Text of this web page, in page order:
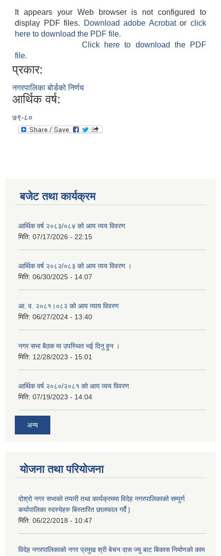
It appears your Web browser is not configured to
display PDF files.
Download adobe Acrobatorclick
here to download the PDF file.
Click here to download the PDF
file.
प्रकार:
नगरपालिका बोर्डको निर्णय
आर्थिक वर्ष:
७९-८०
बजेट तथा कार्यक्रम
आर्थिक वर्ष २०८३/०८४ को आय व्यय विवरण
मिति: 07/17/2026 - 22:15
आर्थिक वर्ष २०८२/०८३ को आय व्यय विवरण ।
मिति: 06/30/2025 - 14:07
आ. व. २०८१।०८२ को आय व्याय विवरण
मिति: 06/27/2024 - 13:40
नगर सभा बैठक मा उपस्थित भई दिनु हुन ।
मिति: 12/28/2023 - 15:01
आर्थिक वर्ष २०८०/२०८१ को आय व्यय विवरण
मिति: 07/19/2023 - 14:04
अन्य
योजना तथा परियोजना
दोश्रो नगर सभाको तयारी तथा कार्यक्रममा विदेह नगरपालिकाको सम्पुर्ण
कर्यापालिका स्दस्येहरु बिस्तारित छालफाल गर्दै |
मिति: 06/22/2018 - 10:47
विदेह नगरपालिकाको नगर प्रमुख श्री बेचन दास ज्यु बाट बिकास निर्माणको काम